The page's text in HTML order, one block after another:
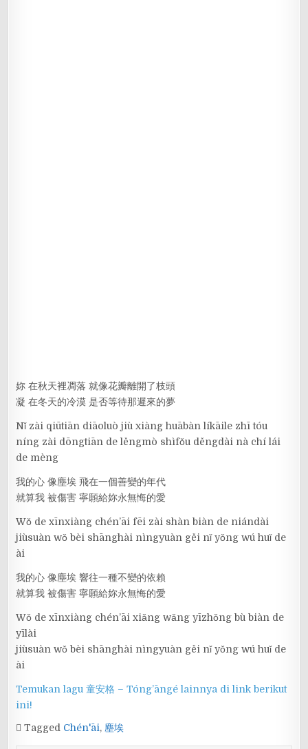
妳 在秋天裡凋落 就像花瓣離開了枝頭
凝 在冬天的冷漠 是否等待那遲來的夢
Nǐ zài qiūtiān diāoluò jiù xiàng huābàn líkāile zhī tóu
níng zài dōngtiān de lěngmò shìfǒu děngdài nà chí lái
de mèng
我的心 像塵埃 飛在一個善變的年代
就算我 被傷害 寧願給妳永無悔的愛
Wǒ de xīnxiàng chén’āi fēi zài shàn biàn de niándài
jiùsuàn wǒ bèi shānghài nìngyuàn gěi nǐ yǒng wú huǐ de
ài
我的心 像塵埃 響往一種不變的依賴
就算我 被傷害 寧願給妳永無悔的愛
Wǒ de xīnxiàng chén’āi xiǎng wǎng yīzhǒng bù biàn de
yīlài
jiùsuàn wǒ bèi shānghài nìngyuàn gěi nǐ yǒng wú huǐ de
ài
Temukan lagu 童安格 – Tóng’āngé lainnya di link berikut
ini!
Tagged Chén'āi, 塵埃